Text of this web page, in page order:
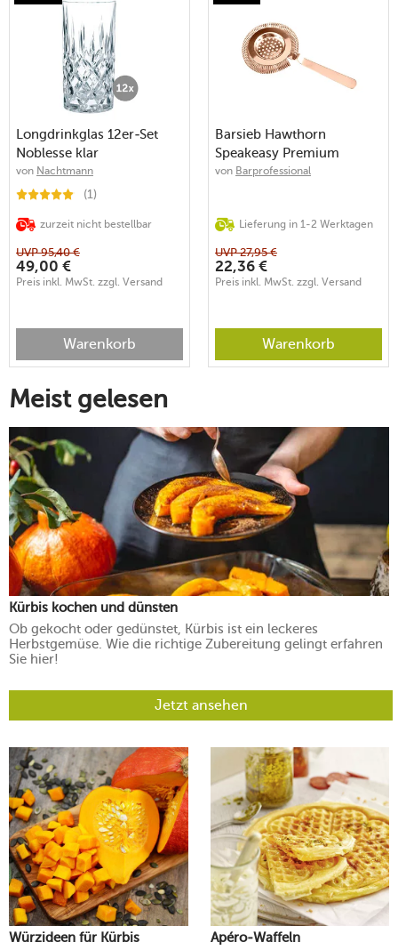
Longdrinkglas 12er-Set
Noblesse klar
von Nachtmann
(1)
zurzeit nicht bestellbar
UVP95,40 €
49,00 €
Preis inkl. MwSt. zzgl. Versand
Warenkorb
Barsieb Hawthorn
Speakeasy Premium
Collection kupfer
von Barprofessional
Lieferung in 1-2 Werktagen
UVP27,95 €
22,36 €
Preis inkl. MwSt. zzgl. Versand
Warenkorb
Meist gelesen
Kürbis kochen und dünsten
Ob gekocht oder gedünstet, Kürbis ist ein leckeres
Herbstgemüse. Wie die richtige Zubereitung gelingt erfahren
Sie hier!
Jetzt ansehen
Würzideen für Kürbis
Apéro-Waffeln